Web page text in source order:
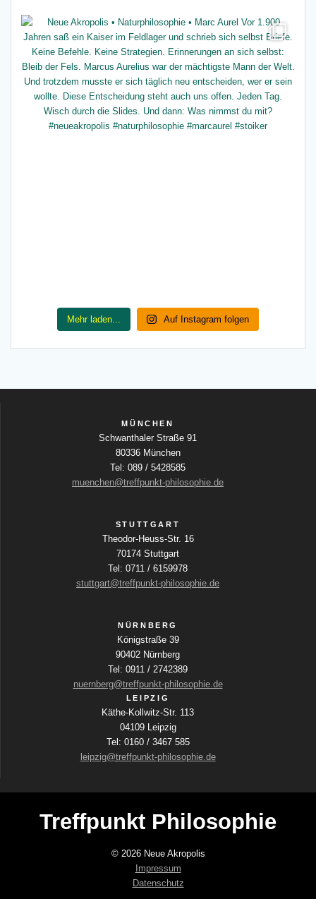
Mehr laden... Auf Instagram folgen
MÜNCHEN
Schwanthaler Straße 91
80336 München
Tel: 089 / 5428585
muenchen@treffpunkt-philosophie.de
STUTTGART
Theodor-Heuss-Str. 16
70174 Stuttgart
Tel: 0711 / 6159978
stuttgart@treffpunkt-philosophie.de
NÜRNBERG
Königstraße 39
90402 Nürnberg
Tel: 0911 / 2742389
nuernberg@treffpunkt-philosophie.de
LEIPZIG
Käthe-Kollwitz-Str. 113
04109 Leipzig
Tel: 0160 / 3467 585
leipzig@treffpunkt-philosophie.de
Treffpunkt Philosophie
© 2026 Neue Akropolis
Impressum
Datenschutz